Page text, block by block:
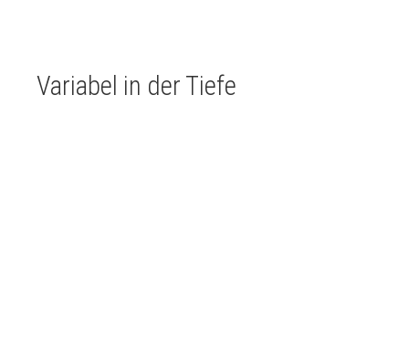
Variabel in der Tiefe